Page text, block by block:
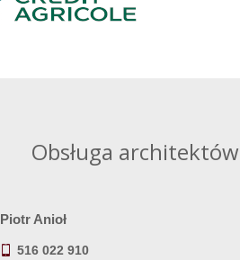
Obsługa architektów
Piotr Anioł
516 022 910